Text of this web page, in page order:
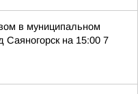
в муниципальном
Саяногорск на 15:00 7